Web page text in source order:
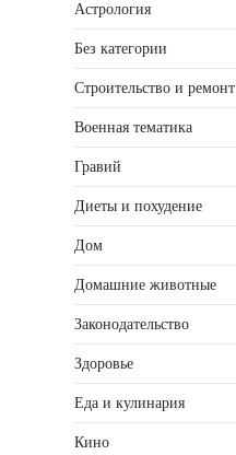
Астрология
Без категории
Строительство и ремонт
Военная тематика
Гравий
Диеты и похудение
Дом
Домашние животные
Законодательство
Здоровье
Еда и кулинария
Кино